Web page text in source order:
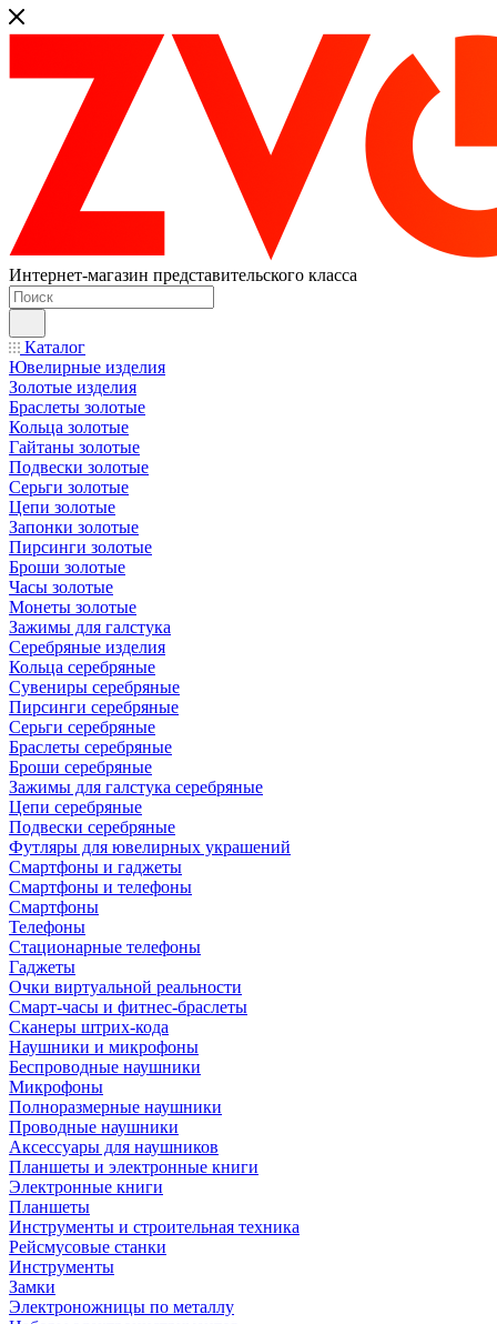
Интернет-магазин представительского класса
Каталог
Ювелирные изделия
Золотые изделия
Браслеты золотые
Кольца золотые
Гайтаны золотые
Подвески золотые
Серьги золотые
Цепи золотые
Запонки золотые
Пирсинги золотые
Броши золотые
Часы золотые
Монеты золотые
Зажимы для галстука
Серебряные изделия
Кольца серебряные
Сувениры серебряные
Пирсинги серебряные
Серьги серебряные
Браслеты серебряные
Броши серебряные
Зажимы для галстука серебряные
Цепи серебряные
Подвески серебряные
Футляры для ювелирных украшений
Смартфоны и гаджеты
Смартфоны и телефоны
Смартфоны
Телефоны
Стационарные телефоны
Гаджеты
Очки виртуальной реальности
Смарт-часы и фитнес-браслеты
Сканеры штрих-кода
Наушники и микрофоны
Беспроводные наушники
Микрофоны
Полноразмерные наушники
Проводные наушники
Аксессуары для наушников
Планшеты и электронные книги
Электронные книги
Планшеты
Инструменты и строительная техника
Рейсмусовые станки
Инструменты
Замки
Электроножницы по металлу